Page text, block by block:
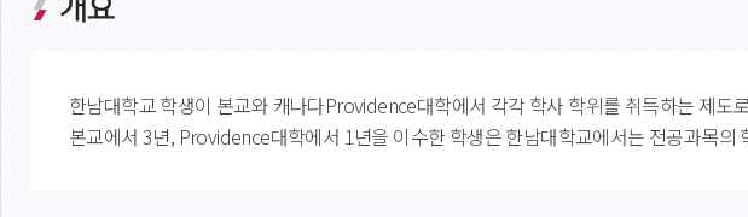
한남대학교 학생이 본교와 캐나다Providence대학에서 각각 학사 학위를 취득하는 제
본교에서 3년, Providence대학에서 1년을 이수한 학생은 한남대학교에서는 전공과목